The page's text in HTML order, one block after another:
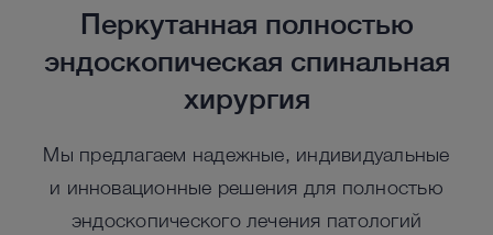
Перкутанная полностью
эндоскопическая спинальная
хирургия
Мы предлагаем надежные, индивидуальные
и инновационные решения для полностью
эндоскопического лечения патологий